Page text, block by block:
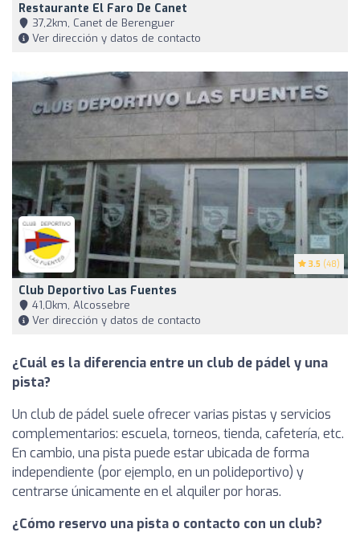
Restaurante El Faro De Canet
37,2km, Canet de Berenguer
Ver dirección y datos de contacto
3.5 (48)
Club Deportivo Las Fuentes
41,0km, Alcossebre
Ver dirección y datos de contacto
¿Cuál es la diferencia entre un club de pádel y una
pista?
Un club de pádel suele ofrecer varias pistas y servicios
complementarios: escuela, torneos, tienda, cafetería, etc.
En cambio, una pista puede estar ubicada de forma
independiente (por ejemplo, en un polideportivo) y
centrarse únicamente en el alquiler por horas.
¿Cómo reservo una pista o contacto con un club?